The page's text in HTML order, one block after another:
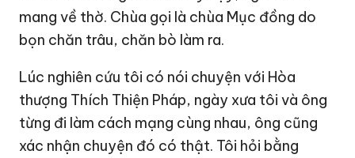
mang về thờ. Chùa gọi là chùa Mục đồng do
bọn chăn trâu, chăn bò làm ra.
Lúc nghiên cứu tôi có nói chuyện với Hòa
thượng Thích Thiện Pháp, ngày xưa tôi và ông
từng đi làm cách mạng cùng nhau, ông cũng
xác nhận chuyện đó có thật. Tôi hỏi bằng